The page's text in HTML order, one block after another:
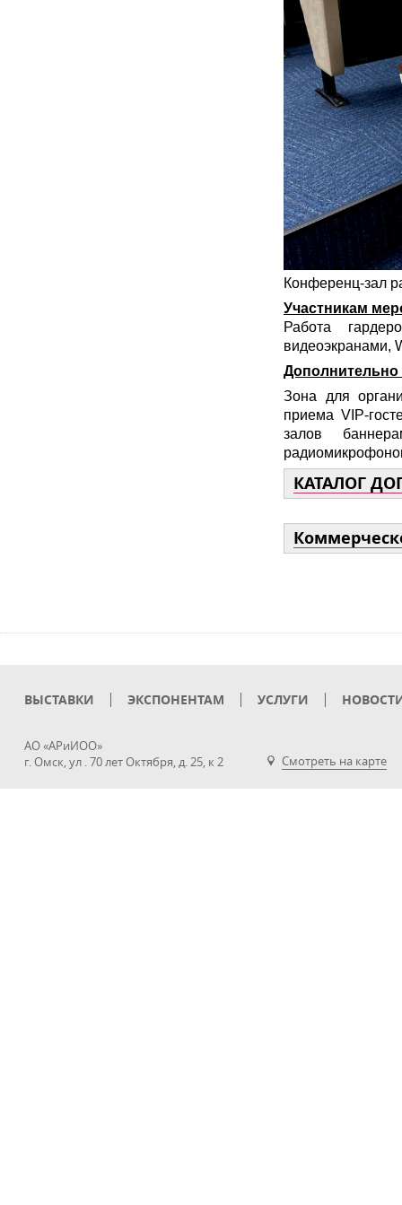
Конференц-зал
Участникам
Работа
видеоэкранами,
Зона для
приема VIP-
залов
КАТАЛОГ
ВЫСТАВКИ ЭКСПОНЕНТАМ УСЛУГИ
АО «АРиИОО»
г. Омск, ул . 70 лет Октября, д. 25, к 2
Смотреть на карте